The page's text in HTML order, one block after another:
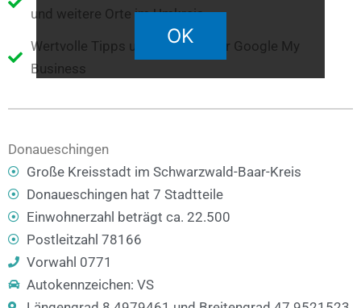
und weitere Orte im Umkreis
Wertvolle Tipps und Hinweise für Google My
Business
Donaueschingen
Große Kreisstadt im Schwarzwald-Baar-Kreis
Donaueschingen hat 7 Stadtteile
Einwohnerzahl beträgt ca. 22.500
Postleitzahl 78166
Vorwahl 0771
Autokennzeichen: VS
OK